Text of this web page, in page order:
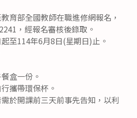
育部全國教師在職進修網報名，
，經報名審核後錄取。
至114年6月8日(星期日)止。
盒一份。
攜帶環保杯。
於開課前三天前事先告知，以利